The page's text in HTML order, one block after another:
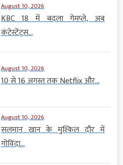
August 10, 2026
KBC 18 में बदला गेमप्ले, अब
कंटेस्टेंट्स...
August 10, 2026
10 से 16 अगस्त तक Netflix और...
August 10, 2026
सलमान खान के मुश्किल दौर में
गोविंदा...